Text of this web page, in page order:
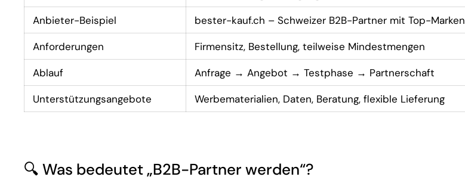
Anbieter-Beispiel
bester-kauf.ch – Schweizer B2B-Partner mit Top-Marken
Anforderungen
Firmensitz, Bestellung, teilweise Mindestmengen
Ablauf
Anfrage → Angebot → Testphase → Partnerschaft
Unterstützungsangebote
Werbematerialien, Daten, Beratung, flexible Lieferung
🔍 Was bedeutet „B2B-Partner werden“?